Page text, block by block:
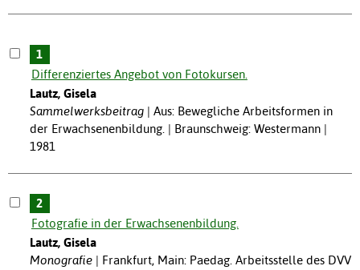
1
Differenziertes Angebot von Fotokursen.
Lautz, Gisela
Sammelwerksbeitrag
Aus: Bewegliche Arbeitsformen in
der Erwachsenenbildung. | Braunschweig: Westermann |
1981
2
Fotografie in der Erwachsenenbildung.
Lautz, Gisela
Monografie
Frankfurt, Main: Paedag. Arbeitsstelle des DVV